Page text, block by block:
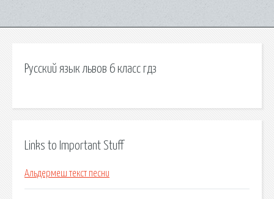
Русский язык львов 6 класс гдз
Links to Important Stuff
Альдермеш текст песни